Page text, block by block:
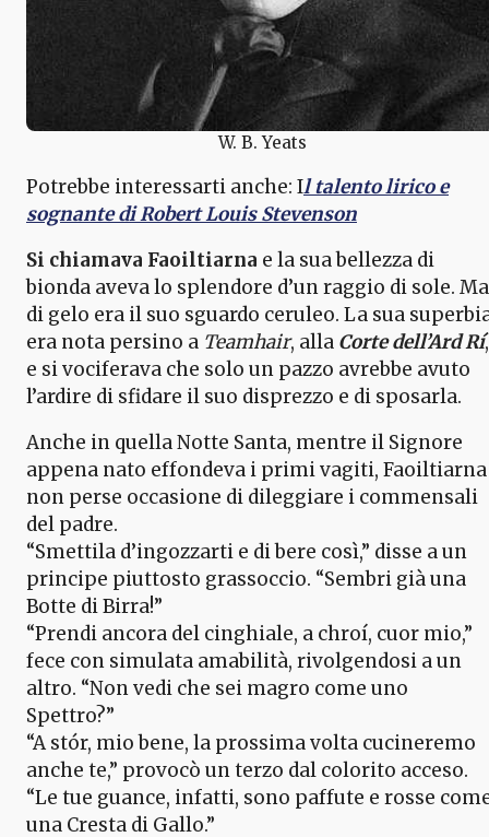
W. B. Yeats
Potrebbe interessarti anche: Il talento lirico e
sognante di Robert Louis Stevenson
Si chiamava Faoiltiarna e la sua bellezza di
bionda aveva lo splendore d’un raggio di sole. Ma
di gelo era il suo sguardo ceruleo. La sua
era nota persino a Teamhair, alla Corte dell’Ard Rí,
e si vociferava che solo un pazzo avrebbe avuto
l’ardire di sfidare il suo disprezzo e di sposarla.
Anche in quella Notte Santa, mentre il Signore
appena nato effondeva i primi vagiti, Faoiltiarna
non perse occasione di dileggiare i commensali
del padre.
“Smettila d’ingozzarti e di bere così,” disse a un
principe piuttosto grassoccio. “Sembri già una
Botte di Birra!”
“Prendi ancora del cinghiale, a chroí, cuor mio,”
fece con simulata amabilità, rivolgendosi a un
altro. “Non vedi che sei magro come uno
Spettro?”
“A stór, mio bene, la prossima volta cucineremo
anche te,” provocò un terzo dal colorito acceso.
“Le tue guance, infatti, sono paffute e rosse
una Cresta di Gallo.”